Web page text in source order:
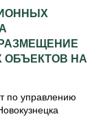
НА
по управлению